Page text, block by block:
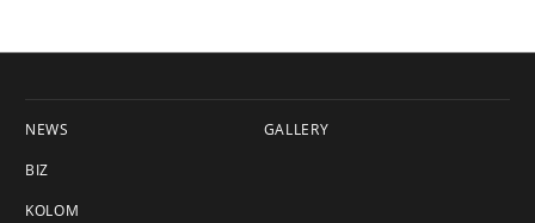
NEWS
BIZ
KOLOM
GALLERY